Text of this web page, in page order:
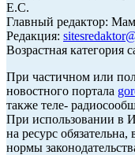
Е.С.
Главный редактор:
Редакция:
Возрастная категория
При частичном или
новостного портала
также теле-
При использовании в
на ресурс
нормы